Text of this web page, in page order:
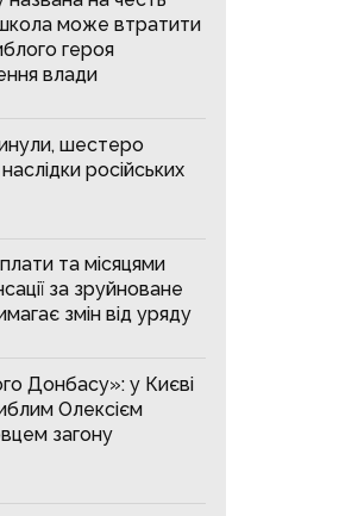
може втратити
героя
влади
шестеро
російських
та місяцями
за зруйноване
змін від уряду
Донбасу»: у Києві
Олексієм
загону